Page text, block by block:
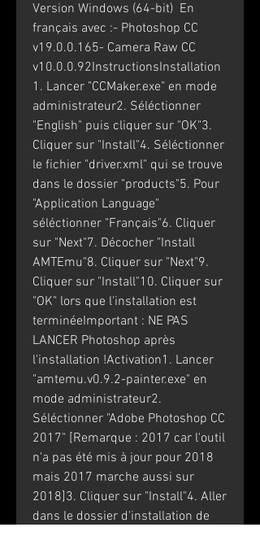
Version Windows (64-bit)  En
français avec :- Photoshop CC
v19.0.0.165- Camera Raw CC
v10.0.0.92InstructionsInstallation
1. Lancer "CCMaker.exe" en mode
administrateur2. Séléctionner
"English" puis cliquer sur "OK"3.
Cliquer sur "Install"4. Séléctionner
le fichier "driver.xml" qui se trouve
dans le dossier "products"5. Pour
"Application Language"
séléctionner "Français"6. Cliquer
sur "Next"7. Décocher "Install
AMTEmu"8. Cliquer sur "Next"9.
Cliquer sur "Install"10. Cliquer sur
"OK" lors que l'installation est
terminéeImportant : NE PAS
LANCER Photoshop après
l'installation !Activation1. Lancer
"amtemu.v0.9.2-painter.exe" en
mode administrateur2.
Séléctionner "Adobe Photoshop CC
2017" [Remarque : 2017 car l'outil
n'a pas été mis à jour pour 2018
mais 2017 marche aussi sur
2018]3. Cliquer sur "Install"4. Aller
dans le dossier d'installation de